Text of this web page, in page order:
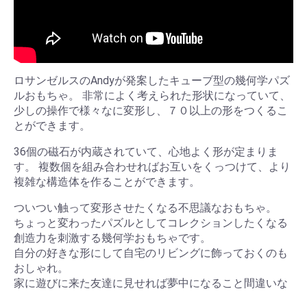
ロサンゼルスのAndyが発案したキューブ型の幾何学パズ
ルおもちゃ。 非常によく考えられた形状になっていて、
少しの操作で様々なに変形し、７０以上の形をつくるこ
とができます。
36個の磁石が内蔵されていて、心地よく形が定まりま
す。 複数個を組み合わせればお互いをくっつけて、より
複雑な構造体を作ることができます。
ついつい触って変形させたくなる不思議なおもちゃ。
ちょっと変わったパズルとしてコレクションしたくなる
創造力を刺激する幾何学おもちゃです。
自分の好きな形にして自宅のリビングに飾っておくのも
おしゃれ。
家に遊びに来た友達に見せれば夢中になること間違いな